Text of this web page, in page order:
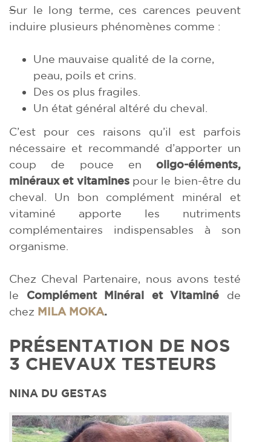
Sur le long terme, ces carences peuvent
induire plusieurs phénomènes comme :
Une mauvaise qualité de la corne,
peau, poils et crins.
Des os plus fragiles.
Un état général altéré du cheval.
C’est pour ces raisons qu’il est parfois
nécessaire et recommandé d’apporter un
coup de pouce en oligo-éléments,
minéraux et vitaminespour le bien-être du
cheval. Un bon complément minéral et
vitaminé apporte les nutriments
complémentaires indispensables à son
organisme.
Chez Cheval Partenaire, nous avons testé
le Complément Minéral et Vitaminé de
chez MILA MOKA.
PRÉSENTATION DE NOS
3 CHEVAUX TESTEURS
NINA DU GESTAS